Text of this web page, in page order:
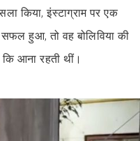
किया, इंस्टाग्राम पर एक
हुआ, तो वह बोलिविया की
आना रहती थीं।